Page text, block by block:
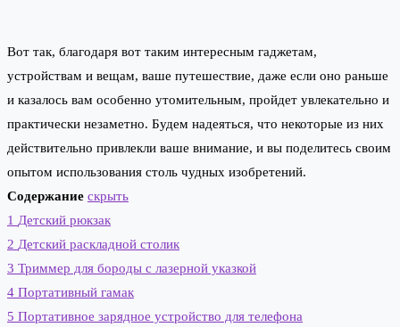
Вот так, благодаря вот таким интересным гаджетам,
устройствам и вещам, ваше путешествие, даже если оно раньше
и казалось вам особенно утомительным, пройдет увлекательно и
практически незаметно. Будем надеяться, что некоторые из них
действительно привлекли ваше внимание, и вы поделитесь своим
опытом использования столь чудных изобретений.
Содержание скрыть
1 Детский рюкзак
2 Детский раскладной столик
3 Триммер для бороды с лазерной указкой
4 Портативный гамак
5 Портативное зарядное устройство для телефона